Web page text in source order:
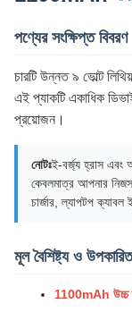
পণ্যের সংক্ষিপ্ত বিবরণ
চারটি উন্নত ৯ ভোল্ট
এই প্যাকটি একাধিক
প্রয়োজন।
নোটঃই-বর্জ্য হ্রাস এবং
কেবলমাত্র আপনার
চার্জার, ল্যাপটপ ক্যাবল
মূল বৈশিষ্ট্য ও
1100mAh উচ্চ